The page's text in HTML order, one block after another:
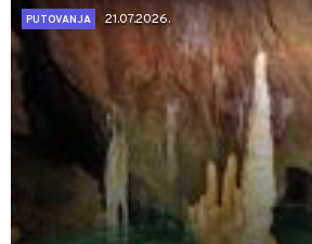
PUTOVANJA
21.07.2026.